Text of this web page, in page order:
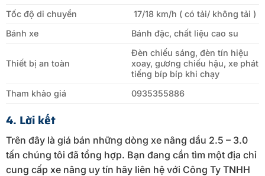
Tốc độ di chuyển
17/18 km/h ( có tải/ không tải )
Bánh xe
Bánh đặc, chất liệu cao su
Thiết bị an toàn
Đèn chiếu sáng, đèn tín hiệu
xoay, gương chiếu hậu, xe phát
tiếng bíp bíp khi chạy
Tham khảo giá
0935355886
4. Lời kết
Trên đây là giá bán những dòng xe nâng dầu 2.5 – 3.0
tấn chúng tôi đã tổng hợp. Bạn đang cần tìm một địa chỉ
cung cấp xe nâng uy tín hãy liên hệ với Công Ty TNHH